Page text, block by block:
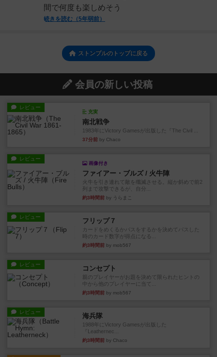
間で何度も楽しめそう
続きを読む（5年弱前）
ストンプルのトップに戻る
会員の新しい投稿
レビュー
充実
南北戦争
1983年にVictory Gamesが出版した『The Civil ...
37分前 by Chaco
レビュー
画像付き
ファイアー・ブルズ / 火牛陣
火牛を引き連れて敵を殲滅させる。縦か斜めで前2
列まで攻撃できるが、自分...
約3時間前 by うらまこ
レビュー フリップ７
カードをめくるかパスをするかを決めてパスした
時のカード数字が得点になる...
約3時間前 by mob567
レビュー コンセプト
親のプレイヤーがお題を決めて限られたヒントの
中から他のプレイヤーに当て...
約3時間前 by mob567
レビュー 海兵隊
1988年にVictory Gamesが出版した
『Leathernec...
約3時間前 by Chaco